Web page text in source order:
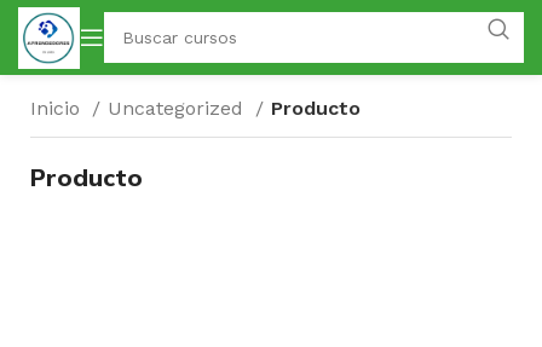
Inicio Uncategorized Producto
Producto